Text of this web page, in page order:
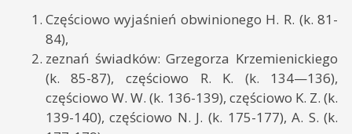
Częściowo wyjaśnień obwinionego H. R. (k. 81-
84),
zeznań świadków: Grzegorza Krzemienickiego
(k. 85-87), częściowo R. K. (k. 134—136),
częściowo W. W. (k. 136-139), częściowo K. Z. (k.
139-140), częściowo N. J. (k. 175-177), A. S. (k.